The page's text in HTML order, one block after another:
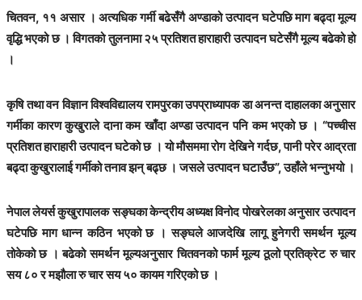
चितवन, ११ असार । अत्यधिक गर्मी बढेसँगै अण्डाको उत्पादन घटेपछि माग बढ्दा मूल्य
वृद्धि भएको छ । विगतको तुलनामा २५ प्रतिशत हाराहारी उत्पादन घटेसँगै मूल्य बढेको हो
।
कृषि तथा वन विज्ञान विश्वविद्यालय रामपुरका उपप्राध्यापक डा अनन्त दाहालका अनुसार
गर्मीका कारण कुखुराले दाना कम खाँदा अण्डा उत्पादन पनि कम भएको छ । “पच्चीस
प्रतिशत हाराहारी उत्पादन घटेको छ । यो मौसममा रोग देखिने गर्दछ, पानी परेर आद्रता
बढ्दा कुखुरालाई गर्मीको तनाव झन् बढ्छ । जसले उत्पादन घटाउँछ”, उहाँले भन्नुभयो ।
नेपाल लेयर्स कुखुरापालक सङ्घका केन्द्रीय अध्यक्ष विनोद पोखरेलका अनुसार उत्पादन
घटेपछि माग धान्न कठिन भएको छ । सङ्घले आजदेखि लागू हुनेगरी समर्थन मूल्य
तोकेको छ । बढेको समर्थन मूल्यअनुसार चितवनको फार्म मूल्य ठूलो प्रतिक्रेट रु चार
सय ८० र मझौला रु चार सय ५० कायम गरिएको छ ।